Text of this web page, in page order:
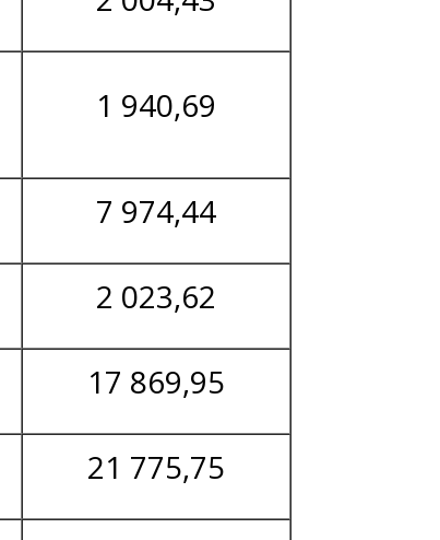
1 940,69
7 974,44
2 023,62
17 869,95
21 775,75